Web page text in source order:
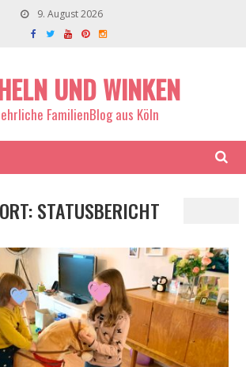
9. August 2026
UND WINKEN
FamilienBlog aus Köln
STATUSBERICHT